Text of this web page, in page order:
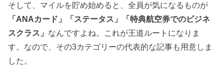
そして、マイルを貯め始めると、全員が気になるものが
「ANAカード」「ステータス」「特典航空券でのビジネ
スクラス」 なんですよね。これが王道ルートになりま
す。なので、その3カテゴリーの代表的な記事も用意しま
した。